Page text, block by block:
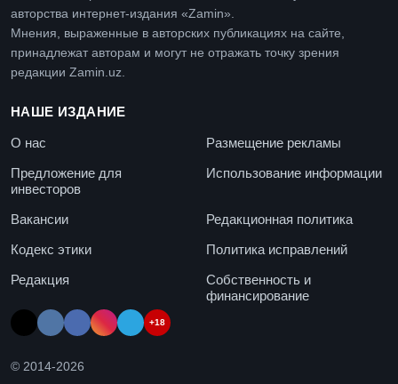
авторства интернет-издания «Zamin».
Мнения, выраженные в авторских публикациях на сайте,
принадлежат авторам и могут не отражать точку зрения
редакции Zamin.uz.
НАШЕ ИЗДАНИЕ
О нас
Размещение рекламы
Предложение для
инвесторов
Использование информации
Вакансии
Редакционная политика
Кодекс этики
Политика исправлений
Редакция
Собственность и
финансирование
+18
© 2014-2026